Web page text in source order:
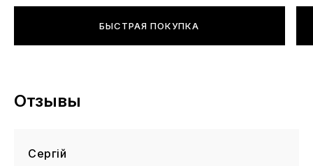
БЫСТРАЯ ПОКУПКА
Отзывы
Сергій